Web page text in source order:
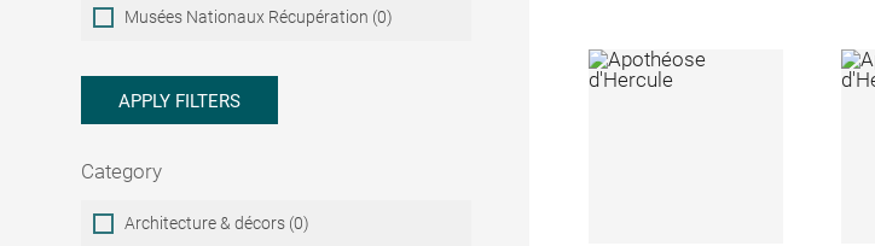
Musées
Nationaux
Musées Nationaux Récupération (0)
APPLY FILTERS
Category
Category
Architecture & décors (0)